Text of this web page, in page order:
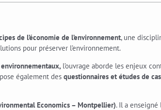
de l’économie de l’environnement, une
pour préserver l’environnement.
l’ouvrage aborde les enjeux
également des questionnaires et études de cas
Economics – Montpellier). Il a enseigné